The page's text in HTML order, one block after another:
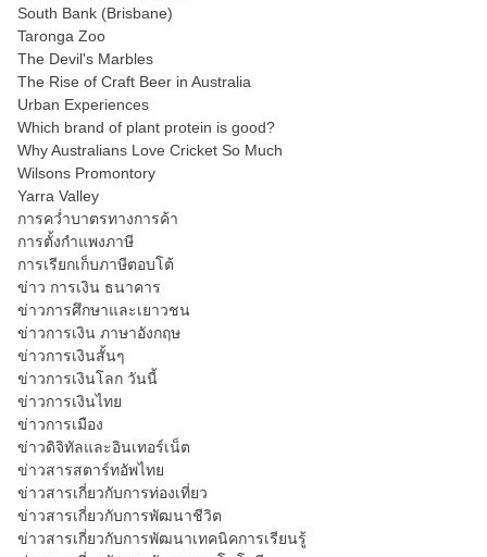
South Bank (Brisbane)
Taronga Zoo
The Devil's Marbles
The Rise of Craft Beer in Australia
Urban Experiences
Which brand of plant protein is good?
Why Australians Love Cricket So Much
Wilsons Promontory
Yarra Valley
การคว่ำบาตรทางการค้า
การตั้งกำแพงภาษี
การเรียกเก็บภาษีตอบโต้
ข่าว การเงิน ธนาคาร
ข่าวการศึกษาและเยาวชน
ข่าวการเงิน ภาษาอังกฤษ
ข่าวการเงินสั้นๆ
ข่าวการเงินโลก วันนี้
ข่าวการเงินไทย
ข่าวการเมือง
ข่าวดิจิทัลและอินเทอร์เน็ต
ข่าวสารสตาร์ทอัพไทย
ข่าวสารเกี่ยวกับการท่องเที่ยว
ข่าวสารเกี่ยวกับการพัฒนาชีวิต
ข่าวสารเกี่ยวกับการพัฒนาเทคนิคการเรียนรู้